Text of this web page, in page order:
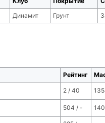
Динамит Грунт
Рейтинг
2 / 40
504 / -